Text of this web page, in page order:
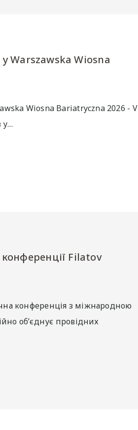
Warszawska Wiosna
Wiosna Bariatryczna 2026 - V
у…
Filatov
конференція з міжнародною
об’єднує провідних